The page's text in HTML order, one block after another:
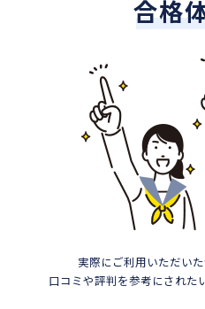
合格
実際にご利用いただい
口コミや評判を参考にされた